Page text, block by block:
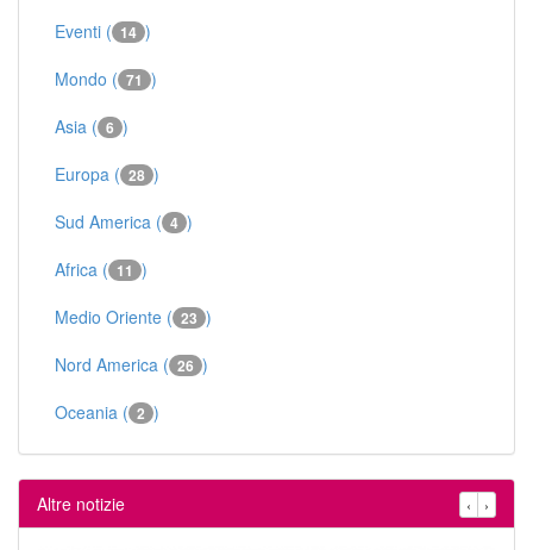
Eventi ( 14 )
Mondo ( 71 )
Asia ( 6 )
Europa ( 28 )
Sud America ( 4 )
Africa ( 11 )
Medio Oriente ( 23 )
Nord America ( 26 )
Oceania ( 2 )
Altre notizie ‹ ›